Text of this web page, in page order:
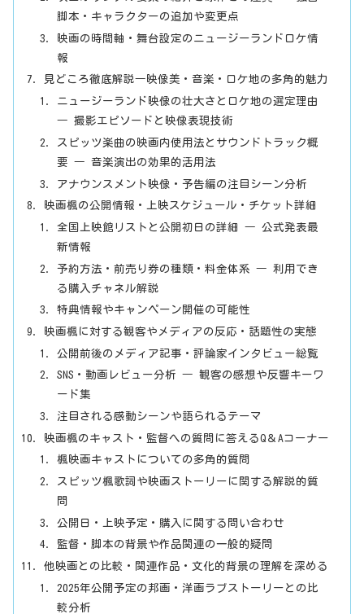
脚本・キャラクターの追加や変更点
映画の時間軸・舞台設定のニュージーランドロケ情
報
見どころ徹底解説―映像美・音楽・ロケ地の多角的魅力
ニュージーランド映像の壮大さとロケ地の選定理由
― 撮影エピソードと映像表現技術
スピッツ楽曲の映画内使用法とサウンドトラック概
要 ― 音楽演出の効果的活用法
アナウンスメント映像・予告編の注目シーン分析
映画楓の公開情報・上映スケジュール・チケット詳細
全国上映館リストと公開初日の詳細 ― 公式発表最
新情報
予約方法・前売り券の種類・料金体系 ― 利用でき
る購入チャネル解説
特典情報やキャンペーン開催の可能性
映画楓に対する観客やメディアの反応・話題性の実態
公開前後のメディア記事・評論家インタビュー総覧
SNS・動画レビュー分析 ― 観客の感想や反響キーワ
ード集
注目される感動シーンや語られるテーマ
映画楓のキャスト・監督への質問に答えるQ＆Aコーナー
楓映画キャストについての多角的質問
スピッツ楓歌詞や映画ストーリーに関する解説的質
問
公開日・上映予定・購入に関する問い合わせ
監督・脚本の背景や作品関連の一般的疑問
他映画との比較・関連作品・文化的背景の理解を深める
2025年公開予定の邦画・洋画ラブストーリーとの比
較分析